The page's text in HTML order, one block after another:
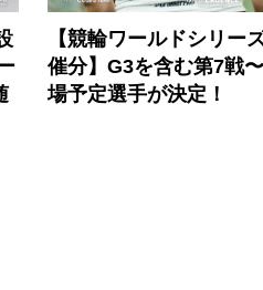
【競輪ワールドシリー
催分】G3を含む第7戦
場予定選手が決定！